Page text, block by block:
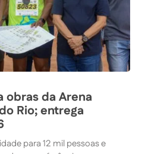
obras da Arena
Rio; entrega
para 12 mil pessoas e